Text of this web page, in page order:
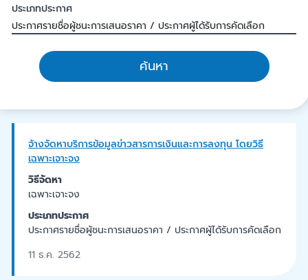
ประเภทประกาศ
ค้นหา
จ้างจัดหาบริการข้อมูลข่าวสารการเงินและการลงทุน โดยวิธี
เฉพาะเจาะจง
วิธีจัดหา
เฉพาะเจาะจง
ประเภทประกาศ
ประกาศรายชื่อผู้ชนะการเสนอราคา / ประกาศผู้ได้รับการคัดเลือก
11 ธ.ค. 2562